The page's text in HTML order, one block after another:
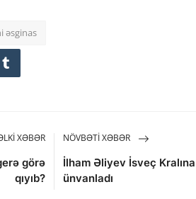
əsginas
XƏBƏR
görə
qıyıb?
NÖVBƏTI XƏBƏR
İlham Əliyev İsveç
ünvanladı